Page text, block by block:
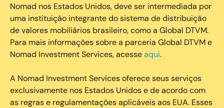
Nomad nos Estados Unidos, deve ser intermediada por
uma instituição integrante do sistema de distribuição
de valores mobiliários brasileiro, como a Global DTVM.
Para mais informações sobre a parceria Global DTVM e
Nomad Investment Services, acesseaqui.
A Nomad Investment Services oferece seus serviços
exclusivamente nos Estados Unidos e de acordo com
as regras e regulamentações aplicáveis aos EUA. Esses